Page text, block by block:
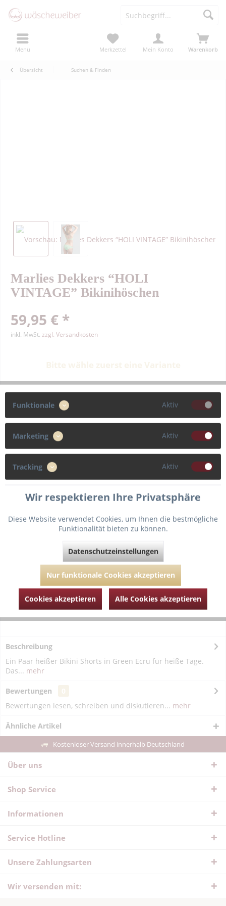
Menü Warenkorb
Merkzettel Mein Konto
Übersicht Suchen & Finden
Marlies Dekkers “HOLI
VINTAGE” Bikinihöschen
59,95 € *
inkl. MwSt. zzgl. Versandkosten
Farbe
S
In den Warenkorb
Fragen zum Artikel?
MAR19982-green-ivory-L
Beschreibung
Ein Paar heißer Bikini Shorts in Green Ecru für heiße Tage.
Das... mehr
Bewertungen
Bewertungen lesen, schreiben und diskutieren... mehr
Ähnliche Artikel
Kostenloser Versand innerhalb Deutschland
Über uns
Shop Service
Informationen
Service Hotline
Unsere Zahlungsarten
Wir versenden mit:
Funktionale Aktiv
Marketing Aktiv
Tracking Aktiv
Wir respektieren Ihre Privatsphäre
Diese Website verwendet Cookies, um Ihnen die bestmögliche
Funktionalität bieten zu können.
Datenschutzeinstellungen
Nur funktionale Cookies akzeptieren
Cookies akzeptieren Alle Cookies akzeptieren